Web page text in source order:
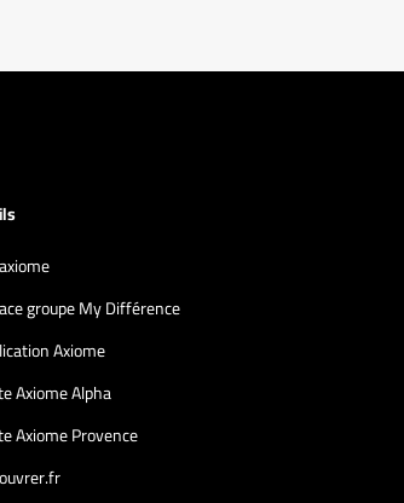
groupe My Différence
Axiome
Axiome Alpha
Axiome Provence